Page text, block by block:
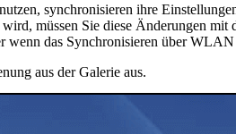
synchronisieren ihre
müssen Sie diese Änderungen
wenn das Synchronisieren über
aus der Galerie aus.